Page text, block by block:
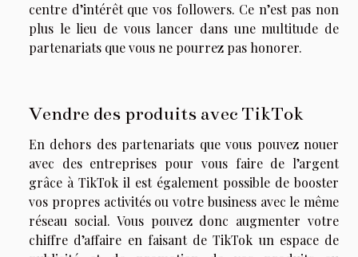
centre d’intérêt que vos followers. Ce n’est pas non
plus le lieu de vous lancer dans une multitude de
partenariats que vous ne pourrez pas honorer.
Vendre des produits avec TikTok
En dehors des partenariats que vous pouvez nouer
avec des entreprises pour vous faire de l’argent
grâce à TikTok il est également possible de booster
vos propres activités ou votre business avec le même
réseau social. Vous pouvez donc augmenter votre
chiffre d’affaire en faisant de TikTok un espace de